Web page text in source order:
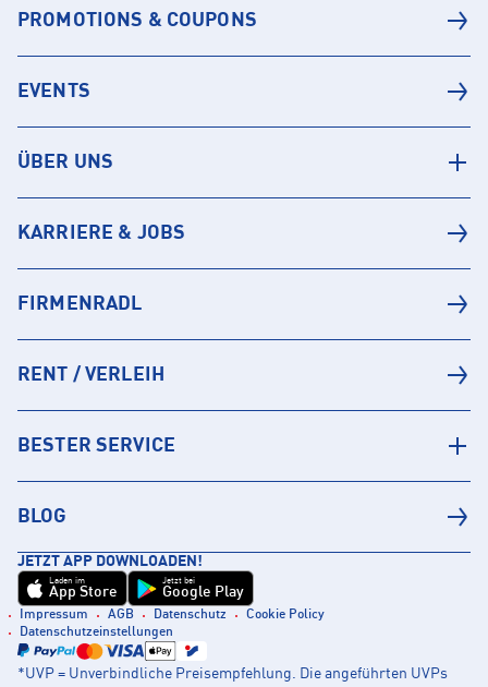
PROMOTIONS & COUPONS
EVENTS
ÜBER UNS
KARRIERE & JOBS
FIRMENRADL
RENT / VERLEIH
BESTER SERVICE
BLOG
JETZT APP DOWNLOADEN!
Laden im
App Store
Jetzt bei
Google Play
Impressum AGB Datenschutz
Cookie Policy
Datenschutzeinstellungen
*UVP = Unverbindliche Preisempfehlung. Die angeführten UVPs